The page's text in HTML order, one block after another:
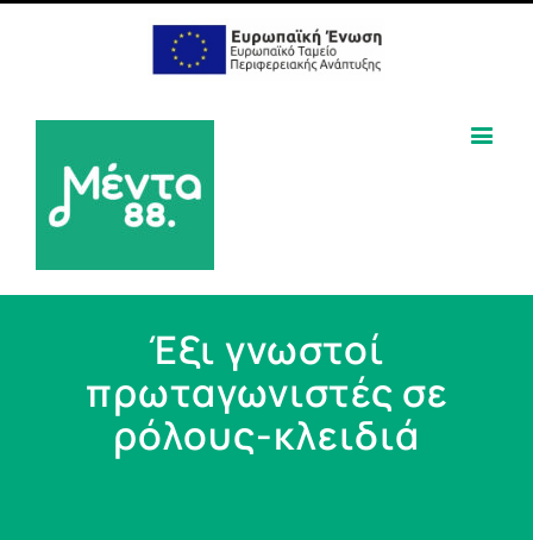
Έξι γνωστοί
πρωταγωνιστές σε
ρόλους-κλειδιά